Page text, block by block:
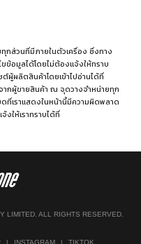
กส่วนที่มีภายในตัวเครื่อง ซึ่งทาง
ข้อมูลได้โดยไม่ต้องแจ้งให้ทราบ
ผู้ผลิตสินค้าโดยเข้าไปอ่านได้ที่
ากผู้ขายสินค้า ณ จุดวางจำหน่ายทุก
ที่เราแสดงในหน้านี้มีความผิดพลาด
ให้เราทราบได้ที่
LIMITED. ALL RIGHTS RESERVED.
| INSTAGRAM | TIKTOK